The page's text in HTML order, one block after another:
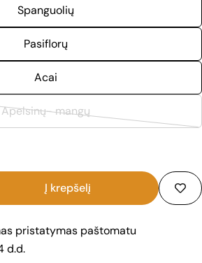
Spanguolių
Pasiflorų
Acai
Apelsinų- mangų
Variantas
jo
nėra
Pak su vitaminu C imunitetui ir
kiekį Power Pak su vitaminu
Į krepšelį
pristatymas paštomatu
d.d.